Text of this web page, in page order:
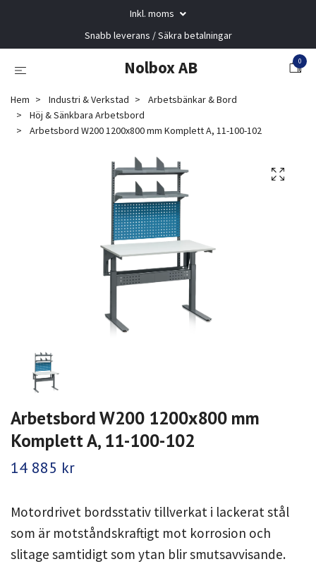
Inkl. moms
Snabb leverans / Säkra betalningar
Nolbox AB 0
Hem Industri & Verkstad
Arbetsbänkar & Bord
Höj & Sänkbara Arbetsbord
Arbetsbord W200 1200x800 mm Komplett A, 11-100-102
Arbetsbord W200 1200x800 mm
Komplett A, 11-100-102
14 885 kr
Motordrivet bordsstativ tillverkat i lackerat stål
som är motståndskraftigt mot korrosion och
slitage samtidigt som ytan blir smutsavvisande.